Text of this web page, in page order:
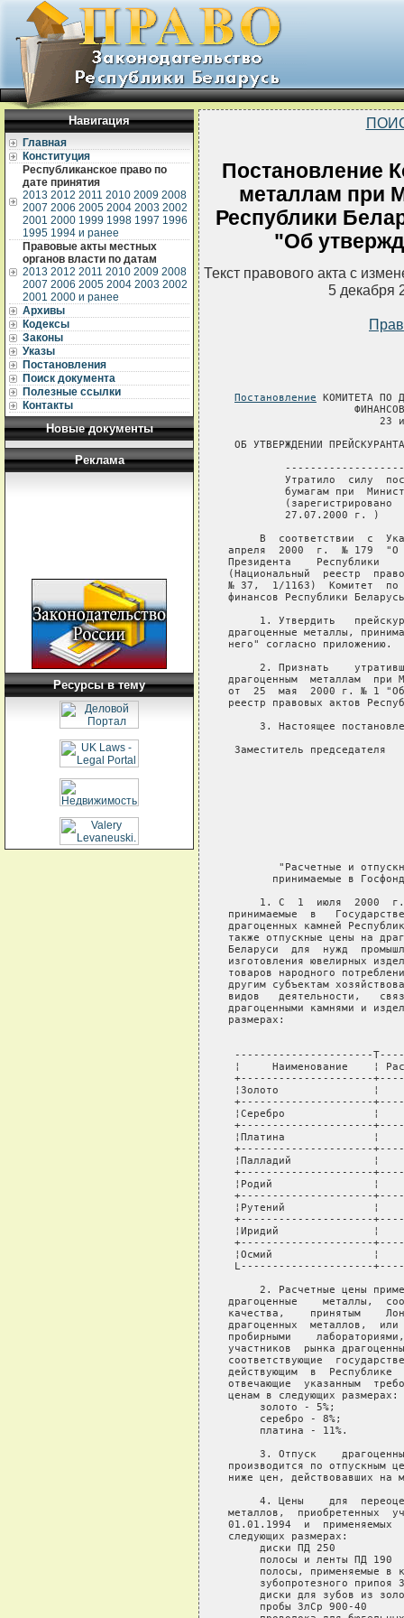
Навигация
Главная
Конституция
Республиканское право по
дате принятия
2013 2012 2011 2010 2009 2008
2007 2006 2005 2004 2003 2002
2001 2000 1999 1998 1997 1996
1995 1994 и ранее
Правовые акты местных
органов власти по датам
2013 2012 2011 2010 2009 2008
2007 2006 2005 2004 2003 2002
2001 2000 и ранее
Архивы
Кодексы
Законы
Указы
Постановления
Поиск документа
Полезные ссылки
Контакты
Новые документы
Реклама
Ресурсы в тему
Постановление
металлам при
Республики
"Об
Текст правового акта с
5 декабря
Постановление КОМИТЕТА ПО
23
ОБ УТВЕРЖДЕНИИ ПРЕЙСКУРАНТА
Утратило  силу
бумагам при
(зарегистрировано
         27.07.2000 г. )
В  соответствии  с
апреля  2000  г.  № 179  "О
Президента    Республики
(Национальный  реестр
№ 37,  1/1163)  Комитет  по
финансов Республики
1. Утвердить
драгоценные металлы,
него" согласно приложению.
2. Признать
драгоценным  металлам  при
от  25  мая  2000 г. № 1 "Об
реестр правовых актов
3. Настоящее
Заместитель
"Расчетные и
принимаемые в
1. С  1  июля  2000
принимаемые  в
драгоценных камней
также отпускные цены на
Беларуси  для  нужд
изготовления ювелирных
товаров народного
другим субъектам
видов   деятельности,
драгоценными камнями и
размерах:
----------------------
¦     Наименование    ¦
+---------------------
¦Золото               ¦
+---------------------
¦Серебро              ¦
+---------------------
¦Платина              ¦
+---------------------
¦Палладий             ¦
+---------------------
¦Родий                ¦
+---------------------
¦Рутений              ¦
+---------------------
¦Иридий               ¦
+---------------------
¦Осмий                ¦
L---------------------
2. Расчетные цены
драгоценные    металлы,
качества,    принятым
драгоценных  металлов,  или
пробирными
участников  рынка
соответствующие
действующим  в
отвечающие  указанным
ценам в следующих размерах:
     золото - 5%;
     серебро - 8%;
     платина - 11%.
3. Отпуск
производится по отпускным
ниже цен, действовавших на
4. Цены    для
металлов,  приобретенных
01.01.1994  и  применяемых
следующих размерах:
диски ПД 250
полосы и ленты ПД 190
полосы, применяемые в
зубопротезного припоя
диски для зубов из
пробы ЗлСр 900-40